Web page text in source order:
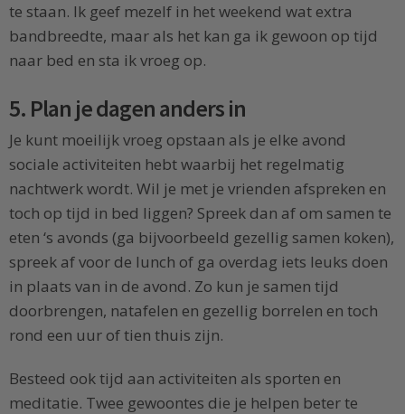
te staan. Ik geef mezelf in het weekend wat extra
bandbreedte, maar als het kan ga ik gewoon op tijd
naar bed en sta ik vroeg op.
5. Plan je dagen anders in
Je kunt moeilijk vroeg opstaan als je elke avond
sociale activiteiten hebt waarbij het regelmatig
nachtwerk wordt. Wil je met je vrienden afspreken en
toch op tijd in bed liggen? Spreek dan af om samen te
eten ‘s avonds (ga bijvoorbeeld gezellig samen koken),
spreek af voor de lunch of ga overdag iets leuks doen
in plaats van in de avond. Zo kun je samen tijd
doorbrengen, natafelen en gezellig borrelen en toch
rond een uur of tien thuis zijn.
Besteed ook tijd aan activiteiten als sporten en
meditatie. Twee gewoontes die je helpen beter te